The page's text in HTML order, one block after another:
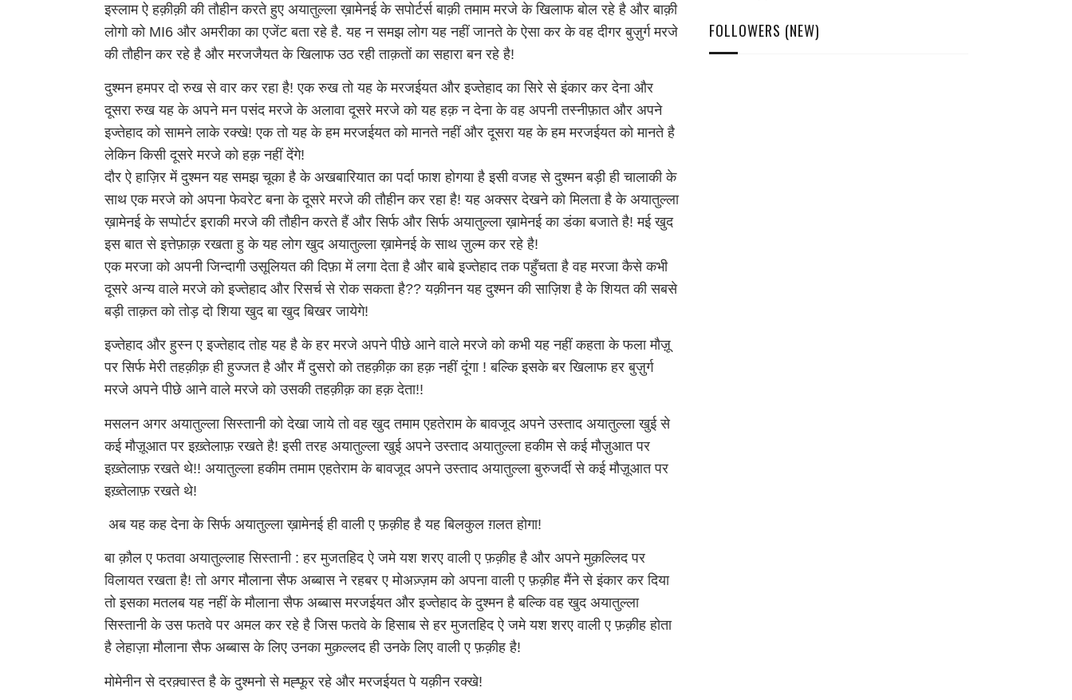
इस्लाम ऐ हक़ीक़ी की तौहीन करते हुए अयातुल्ला ख़ामेनई के सपोर्टर्स बाक़ी तमाम मरजे के खिलाफ बोल रहे है और बाक़ी
लोगो को MI6 और अमरीका का एजेंट बता रहे है. यह न समझ लोग यह नहीं जानते के ऐसा कर के वह दीगर बुज़ुर्ग मरजे
की तौहीन कर रहे है और मरजजैयत के खिलाफ उठ रही ताक़तों का सहारा बन रहे है!
दुश्मन हमपर दो रुख से वार कर रहा है! एक रुख तो यह के मरजईयत और इज्तेहाद का सिरे से इंकार कर देना और
दूसरा रुख यह के अपने मन पसंद मरजे के अलावा दूसरे मरजे को यह हक़ न देना के वह अपनी तस्नीफ़ात और अपने
इज्तेहाद को सामने लाके रक्खे! एक तो यह के हम मरजईयत को मानते नहीं और दूसरा यह के हम मरजईयत को मानते है
लेकिन किसी दूसरे मरजे को हक़ नहीं देंगे!
दौर ऐ हाज़िर में दुश्मन यह समझ चूका है के अखबारियात का पर्दा फाश होगया है इसी वजह से दुश्मन बड़ी ही चालाकी के
साथ एक मरजे को अपना फेवरेट बना के दूसरे मरजे की तौहीन कर रहा है! यह अक्सर देखने को मिलता है के अयातुल्ला
ख़ामेनई के सप्पोर्टर इराकी मरजे की तौहीन करते हैं और सिर्फ और सिर्फ अयातुल्ला ख़ामेनई का डंका बजाते है! मई खुद
इस बात से इत्तेफ़ाक़ रखता हु के यह लोग खुद अयातुल्ला ख़ामेनई के साथ ज़ुल्म कर रहे है!
एक मरजा को अपनी जिन्दागी उसूलियत की दिफ़ा में लगा देता है और बाबे इज्तेहाद तक पहुँचता है वह मरजा कैसे कभी
दूसरे अन्य वाले मरजे को इज्तेहाद और रिसर्च से रोक सकता है?? यक़ीनन यह दुश्मन की साज़िश है के शियत की सबसे
बड़ी ताक़त को तोड़ दो शिया खुद बा खुद बिखर जायेगे!
इज्तेहाद और हुस्न ए इज्तेहाद तोह यह है के हर मरजे अपने पीछे आने वाले मरजे को कभी यह नहीं कहता के फला मौज़ू
पर सिर्फ मेरी तहक़ीक़ ही हुज्जत है और मैं दुसरो को तहक़ीक़ का हक़ नहीं दूंगा ! बल्कि इसके बर खिलाफ हर बुज़ुर्ग
मरजे अपने पीछे आने वाले मरजे को उसकी तहक़ीक़ का हक़ देता!!
मसलन अगर अयातुल्ला सिस्तानी को देखा जाये तो वह खुद तमाम एहतेराम के बावजूद अपने उस्ताद अयातुल्ला खुई से
कई मौज़ूआत पर इख़्तेलाफ़ रखते है! इसी तरह अयातुल्ला खुई अपने उस्ताद अयातुल्ला हकीम से कई मौज़ुआत पर
इख़्तेलाफ़ रखते थे!! अयातुल्ला हकीम तमाम एहतेराम के बावजूद अपने उस्ताद अयातुल्ला बुरुजर्दी से कई मौज़ूआत पर
इख़्तेलाफ़ रखते थे!
अब यह कह देना के सिर्फ अयातुल्ला ख़ामेनई ही वाली ए फ़क़ीह है यह बिलकुल ग़लत होगा!
बा क़ौल ए फतवा अयातुल्लाह सिस्तानी : हर मुजतहिद ऐ जमे यश शरए वाली ए फ़क़ीह है और अपने मुक़ल्लिद पर
विलायत रखता है! तो अगर मौलाना सैफ अब्बास ने रहबर ए मोअज़्ज़म को अपना वाली ए फ़क़ीह मैंने से इंकार कर दिया
तो इसका मतलब यह नहीं के मौलाना सैफ अब्बास मरजईयत और इज्तेहाद के दुश्मन है बल्कि वह खुद अयातुल्ला
सिस्तानी के उस फतवे पर अमल कर रहे है जिस फतवे के हिसाब से हर मुजतहिद ऐ जमे यश शरए वाली ए फ़क़ीह होता
है लेहाज़ा मौलाना सैफ अब्बास के लिए उनका मुक़ल्लद ही उनके लिए वाली ए फ़क़ीह है!
मोमेनीन से दरक़्वास्त है के दुश्मनो से मह्फूर रहे और मरजईयत पे यक़ीन रक्खे!
FOLLOWERS (NEW)